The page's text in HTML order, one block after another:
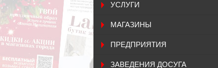
УСЛУГИ
МАГАЗИНЫ
ПРЕДПРИЯТИЯ
ЗАВЕДЕНИЯ ДОСУГА